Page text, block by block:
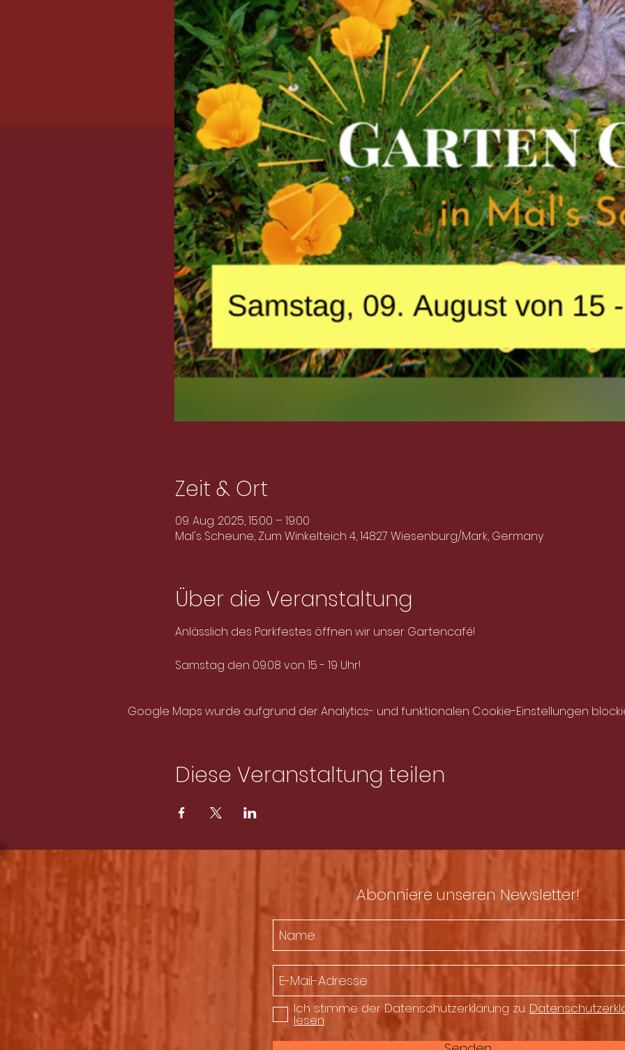
Zeit & Ort
09. Aug. 2025, 15:00 – 19:00
Mal's Scheune, Zum Winkelteich 4, 14827 Wiesenburg/Mark, Germany
Über die Veranstaltung
Anlässlich des Parkfestes öffnen wir unser Gartencafé!
Samstag den 09.08 von 15 - 19 Uhr!
Google Maps wurde aufgrund der Analytics- und funktionalen Cookie-Einstellungen
Diese Veranstaltung teilen
Abonniere unseren Newsletter!
Ich stimme der Datenschutzerklärung zu.
lesen